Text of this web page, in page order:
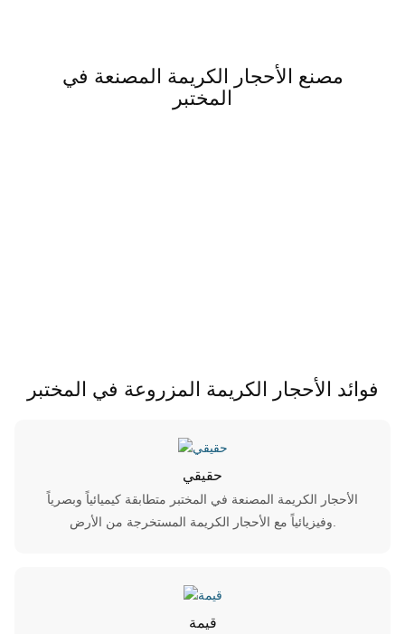
مصنع الأحجار الكريمة المصنعة في
المختبر
فوائد الأحجار الكريمة المزروعة في المختبر
حقيقي
الأحجار الكريمة المصنعة في المختبر متطابقة كيميائياً وبصرياً
قيمة